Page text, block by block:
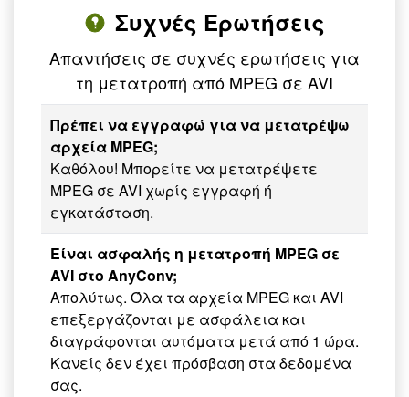
Συχνές Ερωτήσεις
Απαντήσεις σε συχνές ερωτήσεις για
τη μετατροπή από MPEG σε AVI
Πρέπει να εγγραφώ για να μετατρέψω
αρχεία MPEG;
Καθόλου! Μπορείτε να μετατρέψετε
MPEG σε AVI χωρίς εγγραφή ή
εγκατάσταση.
Είναι ασφαλής η μετατροπή MPEG σε
AVI στο AnyConv;
Απολύτως. Όλα τα αρχεία MPEG και AVI
επεξεργάζονται με ασφάλεια και
διαγράφονται αυτόματα μετά από 1 ώρα.
Κανείς δεν έχει πρόσβαση στα δεδομένα
σας.